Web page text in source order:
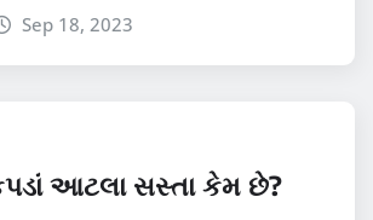
Sep 18, 2023
આટલા સસ્તા કેમ છે?